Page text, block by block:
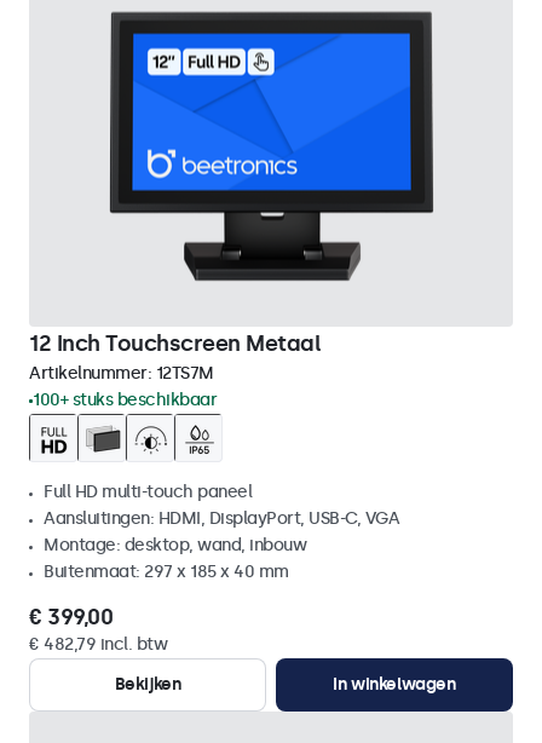
12 Inch Touchscreen Metaal
Artikelnummer: 12TS7M
100+ stuks beschikbaar
Full HD multi-touch paneel
Aansluitingen: HDMI, DisplayPort, USB-C, VGA
Montage: desktop, wand, inbouw
Buitenmaat: 297 x 185 x 40 mm
€ 399,00
€ 482,79 incl. btw
Bekijken
In winkelwagen